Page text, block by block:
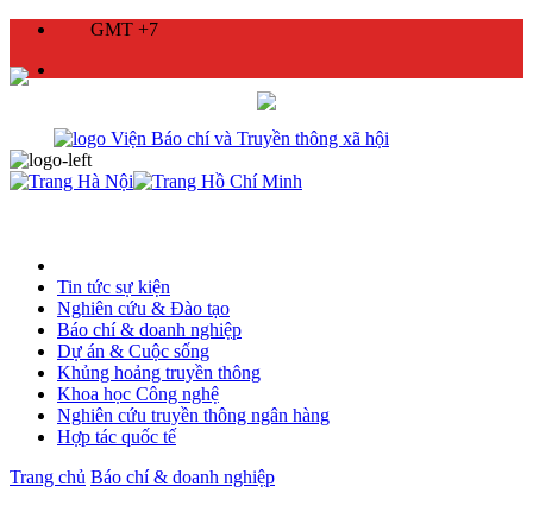
GMT +7
Tin tức sự kiện
Nghiên cứu & Đào tạo
Báo chí & doanh nghiệp
Dự án & Cuộc sống
Khủng hoảng truyền thông
Khoa học Công nghệ
Nghiên cứu truyền thông ngân hàng
Hợp tác quốc tế
Trang chủ Báo chí & doanh nghiệp